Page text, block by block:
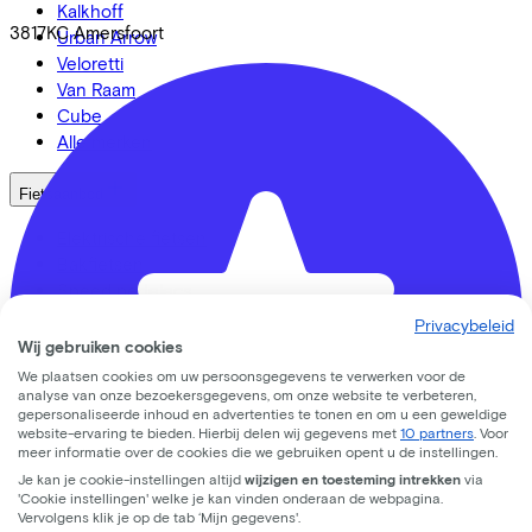
3817KC Amersfoort
Kalkhoff
Urban Arrow
Veloretti
Van Raam
Cube
Alle merken
Fietsaanbod
Speed pedelecs
Urban fietsen
Gravelbikes
Mountainbikes
Stadsfietsen
Aangepaste fietsen
Alle fietsen
Privacybeleid
Wij gebruiken cookies
We plaatsen cookies om uw persoonsgegevens te verwerken voor de
analyse van onze bezoekersgegevens, om onze website te verbeteren,
gepersonaliseerde inhoud en advertenties te tonen en om u een geweldige
website-ervaring te bieden. Hierbij delen wij gegevens met 10 partners . Voor
meer informatie over de cookies die we gebruiken opent u de instellingen.
Je kan je cookie-instellingen altijd wijzigen en toesteming intrekken via
'Cookie instellingen' welke je kan vinden onderaan de webpagina.
Vervolgens klik je op de tab ‘Mijn gegevens'.